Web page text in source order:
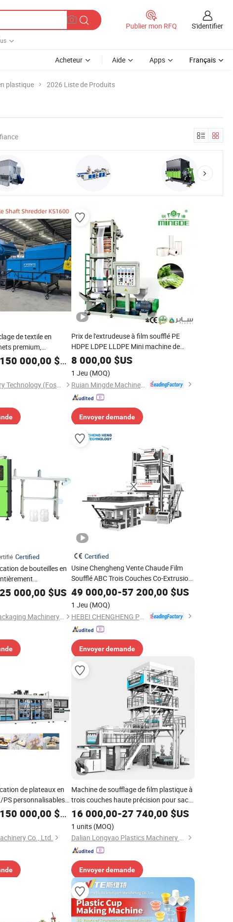
Publier mon RFQ S'identifier
Acheteur Aide Apps Français
plastique 2026 Liste de Produits
de textile en
premium,
pneus, câbles,
métallique
150 000,00 $US
Kuantu Machinery Technology (Foshan) Co., Ltd
Prix de l'extrudeuse à film soufflé PE
HDPE LDPE LLDPE Mini machine de
soufflage de film petite machine de
fabrication de film machine d'extrusion
de film monolayer pour sac en plastique
8 000,00 $US
1 Jeu (MOQ)
Ruian Mingde Machinery Co., Ltd.
Envoyer demande
Certified
de bouteilles en
de soufflage
25 000,00 $US
Taizhou Pairui Packaging Machinery Co., Ltd.
Certified
Usine Chengheng Vente Chaude Film
Soufflé ABC Trois Couches Co-Extrusion
Machine de Production de Film en
Plastique Sac DHL/EMS/FedEx
49 000,00-57 200,00 $US
1 Jeu (MOQ)
HEBEI CHENGHENG PLASTIC MACHINERY TECHNOLOGY CO., LTD.
Envoyer demande
de plateaux en
personnalisables
alimentaire, boîte
thermoformage
150 000,00 $US
Co., Ltd.
Machine de soufflage de film plastique à
trois couches haute précision pour sacs
d'emballage de raviolis congelés
16 000,00-27 740,00 $US
1 units (MOQ)
Dalian Longyao Plastics Machinery Co., Ltd
Envoyer demande